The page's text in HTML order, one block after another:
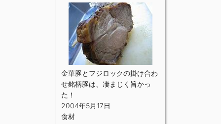
金華豚とフジロックの掛け合わ
せ銘柄豚は、凄まじく旨かっ
た！
2004年5月17日
食材